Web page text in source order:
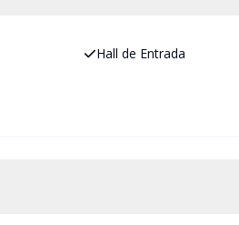
Hall de Entrada